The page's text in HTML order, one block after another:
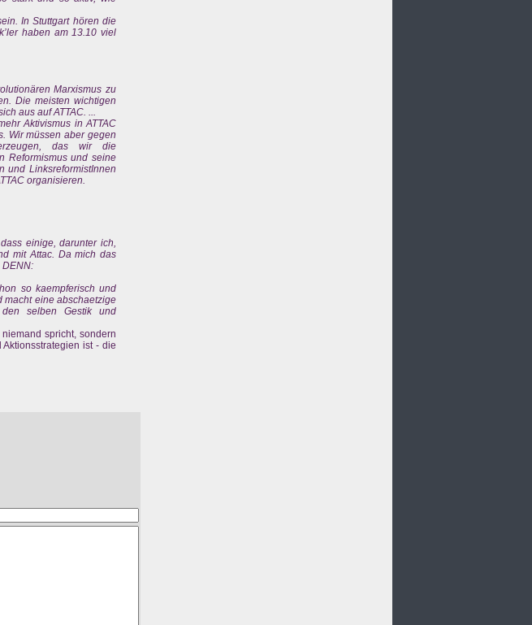
In Stuttgart hören die
haben am 13.10 viel
Marxismus zu
Die meisten wichtigen
aus auf ATTAC. ...
Aktivismus in ATTAC
Wir müssen aber gegen
das wir die
Reformismus und seine
und LinksreformistInnen
organisieren.
einige, darunter ich,
mit Attac. Da mich das
DENN:
so kaempferisch und
macht eine abschaetzige
selben Gestik und
spricht, sondern
ist - die